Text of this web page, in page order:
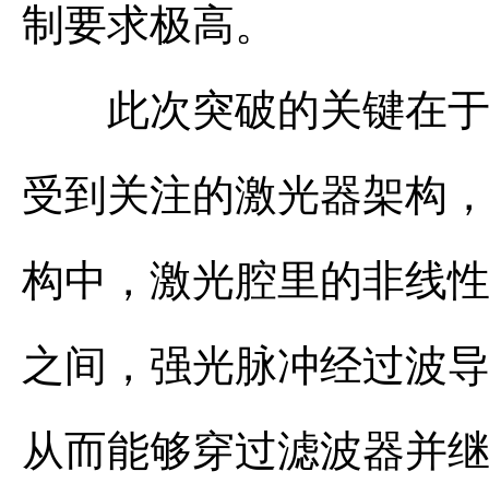
制要求极高。
此次突破的关键在于
受到关注的激光器架构
构中，激光腔里的非线
之间，强光脉冲经过波
从而能够穿过滤波器并